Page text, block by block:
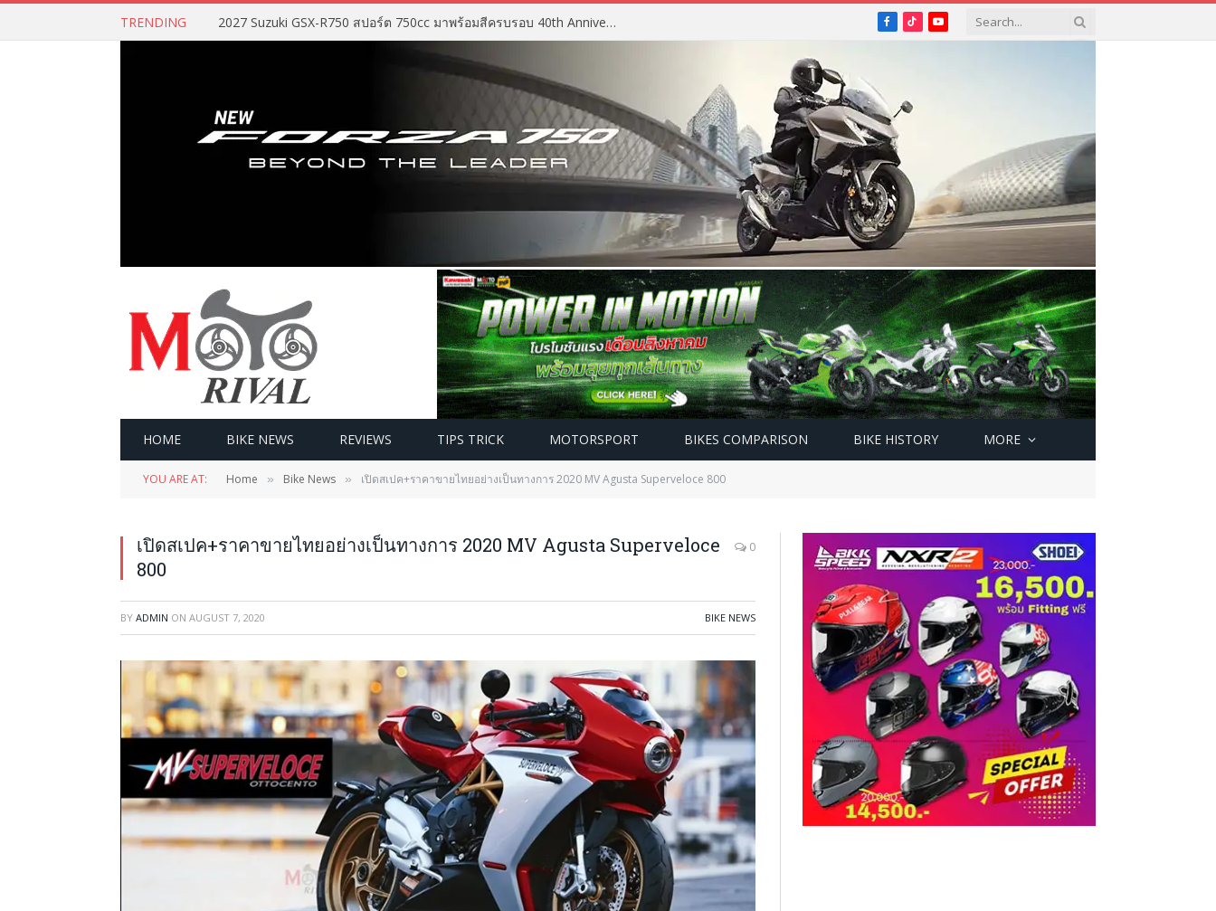
TRENDING 2027 Suzuki GSX-R750 สปอร์ต 750cc มาพร้อมสีครบรอบ 40th Anniversary Facebook
TikTokYouTube
HOME BIKE NEWS REVIEWS TIPS TRICK MOTORSPORT BIKES COMPARISON BIKE HISTORY MORE
YOU ARE AT: Home » Bike News » เปิดสเปค+ราคาขายไทยอย่างเป็นทางการ 2020 MV Agusta Superveloce 800
เปิดสเปค+ราคาขายไทยอย่างเป็นทางการ 2020 MV Agusta Superveloce
800
0
BY ADMIN ON AUGUST 7, 2020 BIKE NEWS